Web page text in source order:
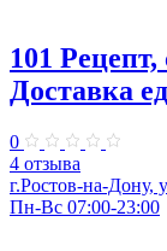
101
Доставка
0
4 отзыва
г.Ростов-на-Дону,
Пн-Вс 07:00-23:00